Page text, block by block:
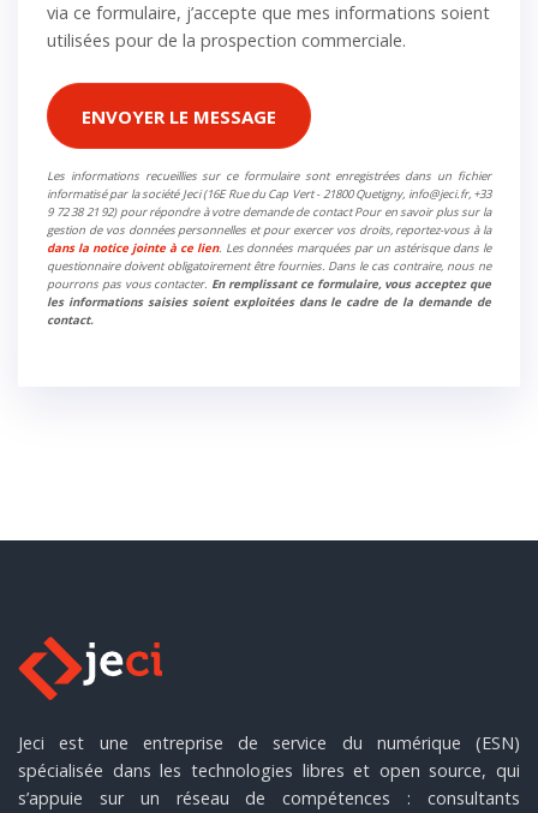
via ce formulaire, j’accepte que mes informations soient
utilisées pour de la prospection commerciale.
ENVOYER LE MESSAGE
Les informations recueillies sur ce formulaire sont enregistrées dans un fichier
informatisé par la société Jeci (16E Rue du Cap Vert - 21800 Quetigny, info@jeci.fr, +33
9 72 38 21 92) pour répondre à votre demande de contact Pour en savoir plus sur la
gestion de vos données personnelles et pour exercer vos droits, reportez-vous à la
dans la notice jointe à ce lien. Les données marquées par un astérisque dans le
questionnaire doivent obligatoirement être fournies. Dans le cas contraire, nous ne
pourrons pas vous contacter. En remplissant ce formulaire, vous acceptez que
les informations saisies soient exploitées dans le cadre de la demande de
contact.
Jeci est une entreprise de service du numérique (ESN)
spécialisée dans les technologies libres et open source, qui
s’appuie sur un réseau de compétences : consultants